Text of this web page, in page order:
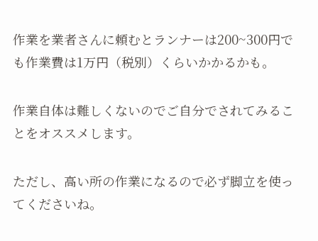
作業を業者さんに頼むとランナーは200~300円で
も作業費は1万円（税別）くらいかかるかも。
作業自体は難しくないのでご自分でされてみるこ
とをオススメします。
ただし、高い所の作業になるので必ず脚立を使っ
てくださいね。